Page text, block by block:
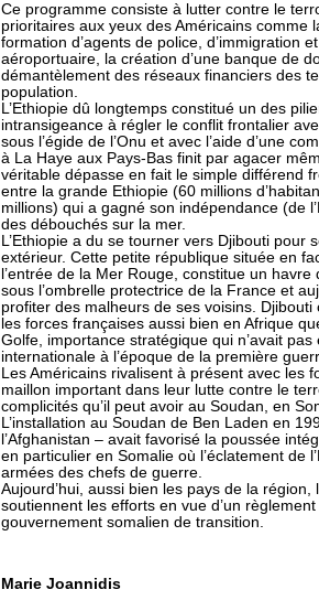
Ce programme consiste à lutter contre le
prioritaires aux yeux des Américains comme
formation d’agents de police, d’immigration
aéroportuaire, la création d’une banque de
démantèlement des réseaux financiers des
population.
L’Ethiopie dû longtemps constitué un des
intransigeance à régler le conflit frontalier
sous l’égide de l’Onu et avec l’aide d’une
à La Haye aux Pays-Bas finit par agacer
véritable dépasse en fait le simple différend
entre la grande Ethiopie (60 millions
millions) qui a gagné son indépendance (de
des débouchés sur la mer.
L’Ethiopie a du se tourner vers Djibouti
extérieur. Cette petite république située en
l’entrée de la Mer Rouge, constitue un
sous l’ombrelle protectrice de la France et
profiter des malheurs de ses voisins.
les forces françaises aussi bien en Afrique
Golfe, importance stratégique qui n’avait
internationale à l’époque de la première
Les Américains rivalisent à présent avec les
maillon important dans leur lutte contre le
complicités qu’il peut avoir au Soudan, en
L’installation au Soudan de Ben Laden en
l’Afghanistan – avait favorisé la poussée
en particulier en Somalie où l’éclatement de
armées des chefs de guerre.
Aujourd’hui, aussi bien les pays de la
soutiennent les efforts en vue d’un
gouvernement somalien de transition.
Marie Joannidis